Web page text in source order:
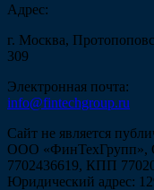
Адрес:
г. Москва,
309
Электронная почта:
info@fintechgroup.ru
Сайт не является
ООО «ФинТехГрупп»,
7702436619, КПП
Юридический адрес: